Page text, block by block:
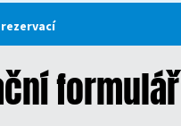
formulář